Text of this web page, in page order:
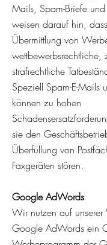
Mails, Spam-Briefe
weisen darauf hin,
Übermittlung von
wettbewerbsrechtliche,
strafrechtliche
Speziell Spam-E-Mails
können zu hohen
sie den
Überfüllung von
Faxgeräten stören.
Google AdWords
Wir nutzen auf unserer
Google AdWords ein